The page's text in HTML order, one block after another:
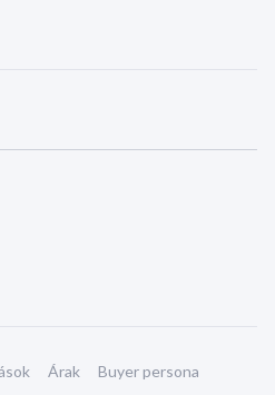
Árak
Buyer persona